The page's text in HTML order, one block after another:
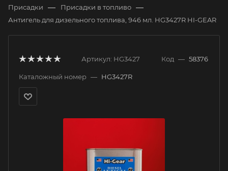
Присадки — Присадки в топливо —
Антигель для дизельного топлива, 946 мл. HG3427R HI-GEAR
Артикул: HG3427 Код — 58376
Каталожный номер — HG3427R